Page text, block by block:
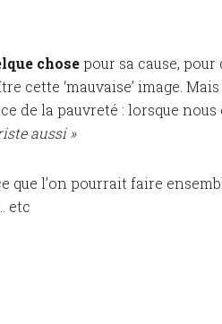
chosepour sa cause, pour
cette ‘mauvaise’ image.
de la pauvreté : lorsque
aussi »
que l’on pourrait faire
etc